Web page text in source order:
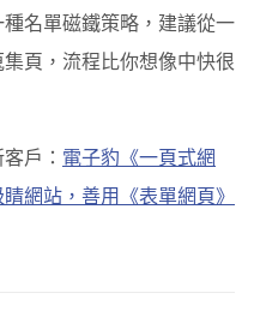
名單磁鐵策略，建議從一
頁，流程比你想像中快很
戶： 電子豹《一頁式網
網站，善用《表單網頁》